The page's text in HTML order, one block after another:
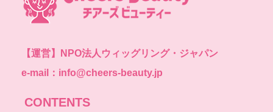
【運営】
NPO法人ウィッグリング・ジャパン
e-mail：info@cheers-beauty.jp
CONTENTS